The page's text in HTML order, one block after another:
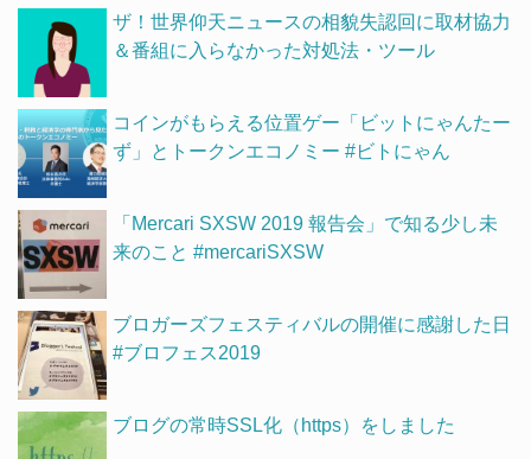
ザ！世界仰天ニュースの相貌失認回に取材協力
＆番組に入らなかった対処法・ツール
コインがもらえる位置ゲー「ビットにゃんたー
ず」とトークンエコノミー #ビトにゃん
「Mercari SXSW 2019 報告会」で知る少し未
来のこと #mercariSXSW
ブロガーズフェスティバルの開催に感謝した日
#ブロフェス2019
ブログの常時SSL化（https）をしました